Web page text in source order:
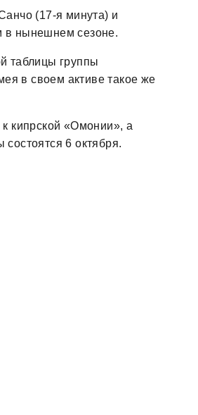
(17-я минута) и
в нынешнем сезоне.
таблицы группы
в своем активе такое же
кипрской «Омонии», а
6 октября.